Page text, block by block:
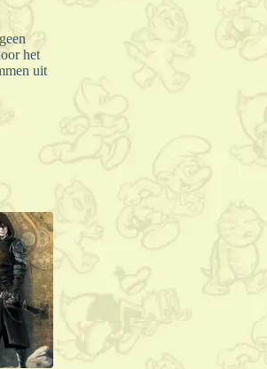
het
uit